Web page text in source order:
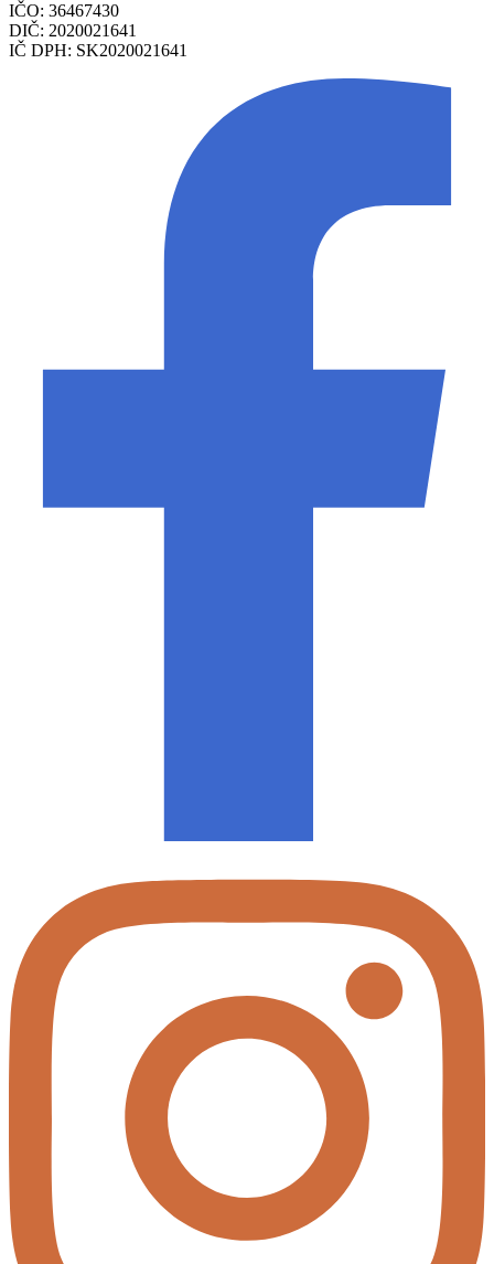
IČO: 36467430
DIČ: 2020021641
IČ DPH: SK2020021641